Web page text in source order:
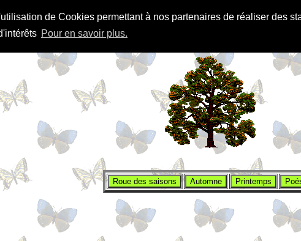
de Cookies permettant à nos partenaires de réaliser des
Pour en savoir plus.
Les 4